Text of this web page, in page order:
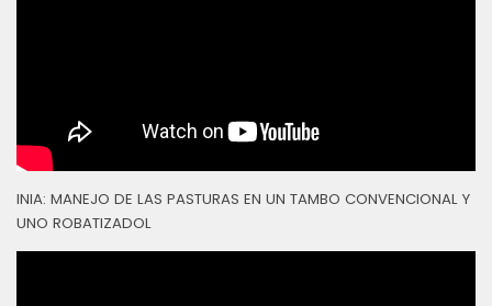
INIA: MANEJO DE LAS PASTURAS EN UN TAMBO CONVENCIONAL Y
UNO ROBATIZADOL